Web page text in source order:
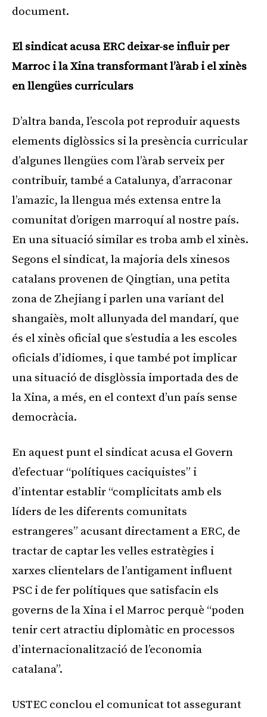
document.
El sindicat acusa ERC deixar-se influir per
Marroc i la Xina transformant l’àrab i el xinès
en llengües curriculars
D’altra banda, l’escola pot reproduir aquests
elements diglòssics si la presència curricular
d’algunes llengües com l’àrab serveix per
contribuir, també a Catalunya, d’arraconar
l’amazic, la llengua més extensa entre la
comunitat d’origen marroquí al nostre país.
En una situació similar es troba amb el xinès.
Segons el sindicat, la majoria dels xinesos
catalans provenen de Qingtian, una petita
zona de Zhejiang i parlen una variant del
shangaiès, molt allunyada del mandarí, que
és el xinès oficial que s’estudia a les escoles
oficials d’idiomes, i que també pot implicar
una situació de disglòssia importada des de
la Xina, a més, en el context d’un país sense
democràcia.
En aquest punt el sindicat acusa el Govern
d’efectuar “polítiques caciquistes” i
d’intentar establir “complicitats amb els
líders de les diferents comunitats
estrangeres” acusant directament a ERC, de
tractar de captar les velles estratègies i
xarxes clientelars de l’antigament influent
PSC i de fer polítiques que satisfacin els
governs de la Xina i el Marroc perquè “poden
tenir cert atractiu diplomàtic en processos
d’internacionalització de l’economia
catalana”.
USTEC conclou el comunicat tot assegurant